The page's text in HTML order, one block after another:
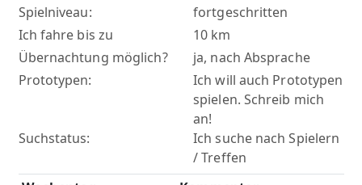
Spielniveau:
fortgeschritten
Ich fahre bis zu
10 km
Übernachtung möglich?
ja, nach Absprache
Prototypen:
Ich will auch Prototypen
spielen. Schreib mich
an!
Suchstatus:
Ich suche nach Spielern
/ Treffen